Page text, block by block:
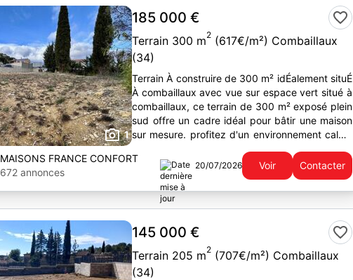
1
185 000 €
Terrain 300 m2 (617€/m²) Combaillaux
(34)
Terrain À construire de 300 m² idÉalement situÉ
À combaillaux avec vue sur espace vert situé à
combaillaux, ce terrain de 300 m² exposé plein
sud offre un cadre idéal pour bâtir une maison
sur mesure. profitez d'un environnement calme
MAISONS FRANCE CONFORT
672 annonces
20/07/2026 Voir Contacter
145 000 €
Terrain 205 m2 (707€/m²) Combaillaux
(34)